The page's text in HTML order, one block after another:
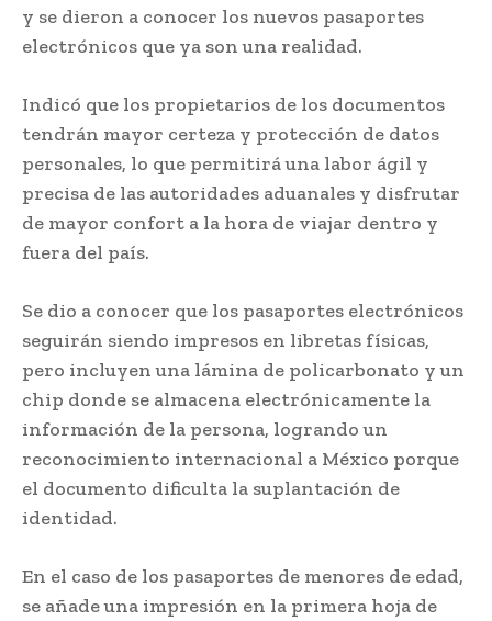
y se dieron a conocer los nuevos pasaportes
electrónicos que ya son una realidad.
Indicó que los propietarios de los documentos
tendrán mayor certeza y protección de datos
personales, lo que permitirá una labor ágil y
precisa de las autoridades aduanales y disfrutar
de mayor confort a la hora de viajar dentro y
fuera del país.
Se dio a conocer que los pasaportes electrónicos
seguirán siendo impresos en libretas físicas,
pero incluyen una lámina de policarbonato y un
chip donde se almacena electrónicamente la
información de la persona, logrando un
reconocimiento internacional a México porque
el documento dificulta la suplantación de
identidad.
En el caso de los pasaportes de menores de edad,
se añade una impresión en la primera hoja de